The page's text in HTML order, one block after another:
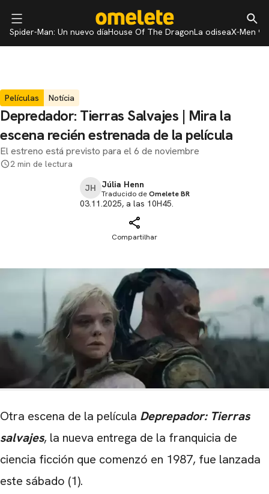
Spider-Man: Un nuevo díaHouse Of The DragonLa odiseaX-Men 97
Películas Notícia
Depredador: Tierras Salvajes | Mira la
escena recién estrenada de la película
El estreno está previsto para el 6 de noviembre
2 min de lectura
JH Júlia Henn
Traducido deOmelete BR
03.11.2025, a las 10H45.
Compartilhar
Otra escena de la película Deprepador: Tierras
salvajes, la nueva entrega de la franquicia de
ciencia ficción que comenzó en 1987, fue lanzada
este sábado (1).